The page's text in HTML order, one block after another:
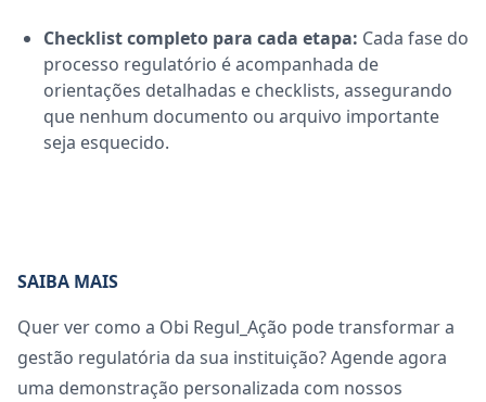
Checklist completo para cada etapa: Cada fase do
processo regulatório é acompanhada de
orientações detalhadas e checklists, assegurando
que nenhum documento ou arquivo importante
seja esquecido.
SAIBA MAIS
Quer ver como a Obi Regul_Ação pode transformar a
gestão regulatória da sua instituição?Agende agora
uma demonstração personalizada com nossos